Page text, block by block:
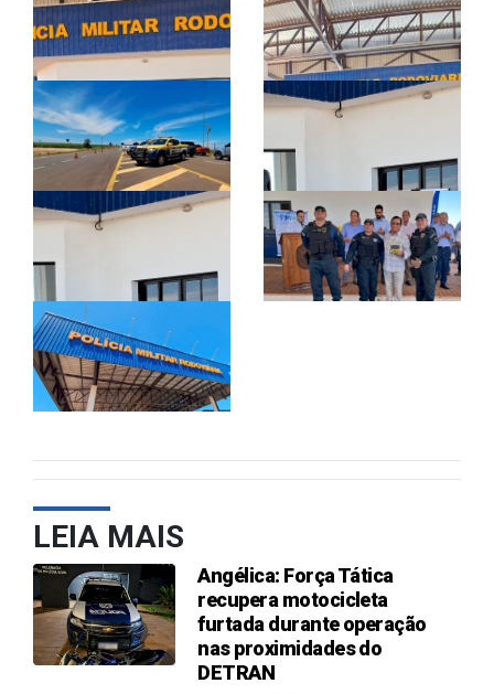
LEIA MAIS
Angélica: Força Tática
recupera motocicleta
furtada durante operação
nas proximidades do
DETRAN